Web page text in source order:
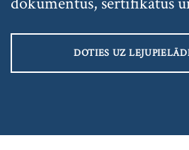
DOTIES UZ